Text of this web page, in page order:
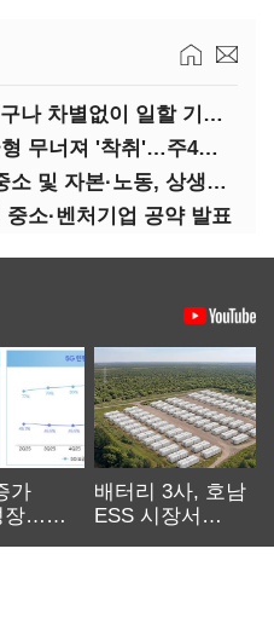
이재명 "나도 장애인, 누구나 차별없이 일할 기회 중요"
이재명 "대·중소 힘의 균형 무너져 '착취'…주4일제, 가야할 길"
'다시 공정' 이재명 "대·중소 및 자본·노동, 상생하는 공정한 성장"
소·벤처기업 공약 발표
가
장…
배터리 3사, 호남
ESS 시장서